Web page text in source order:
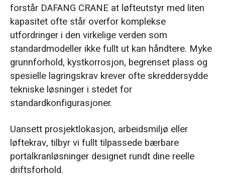
forstår DAFANG CRANE at løfteutstyr med liten
kapasitet ofte står overfor komplekse
utfordringer i den virkelige verden som
standardmodeller ikke fullt ut kan håndtere. Myke
grunnforhold, kystkorrosjon, begrenset plass og
spesielle lagringskrav krever ofte skreddersydde
tekniske løsninger i stedet for
standardkonfigurasjoner.
Uansett prosjektlokasjon, arbeidsmiljø eller
løftekrav, tilbyr vi fullt tilpassede bærbare
portalkranløsninger designet rundt dine reelle
driftsforhold.